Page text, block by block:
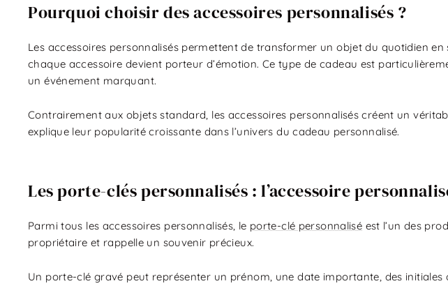
Pourquoi choisir des accessoires personnalisés ?
Les accessoires personnalisés permettent de transformer un objet du quotidien
chaque accessoire devient porteur d’émotion. Ce type de cadeau est
un événement marquant.
Contrairement aux objets standard, les accessoires personnalisés créent un
explique leur popularité croissante dans l’univers du cadeau personnalisé.
Les porte-clés personnalisés : l’accessoire
Parmi tous les accessoires personnalisés, le porte-clé personnalisé est l’un des
propriétaire et rappelle un souvenir précieux.
Un porte-clé gravé peut représenter un prénom, une date importante, des